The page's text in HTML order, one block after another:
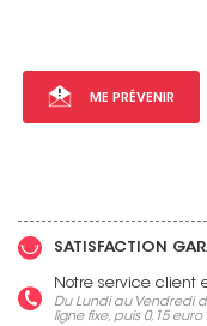
ME PRÉVENIR
SATISFACTION
Notre service client
Du Lundi au Vendredi
ligne fixe, puis 0,15 euro